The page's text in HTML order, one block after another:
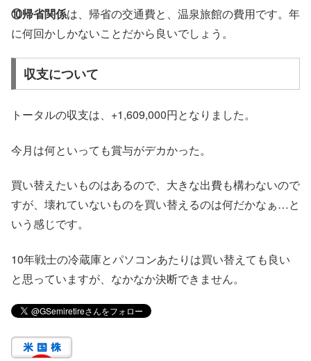
⑩帰省関係は、帰省の交通費と、温泉旅館の費用です。年
に何回かしかないことだから良いでしょう。
収支について
トータルの収支は、+1,609,000円となりました。
今月は何といっても賞与がデカかった。
買い替えたいものはあるので、大きな出費も構わないので
すが、壊れていないものを買い替えるのは何だかなぁ…と
いう感じです。
10年戦士の冷蔵庫とパソコンあたりは買い替えても良い
と思っていますが、なかなか決断できません。